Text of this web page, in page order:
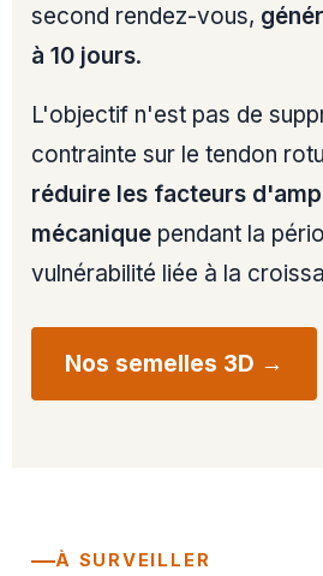
second rendez-vous,
à 10 jours.
L'objectif n'est pas de
contrainte sur le tendon
réduire les facteurs
mécanique pendant la
vulnérabilité liée à la
Nos semelles 3D →
À SURVEILLER